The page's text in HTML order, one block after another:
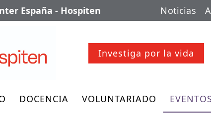
España - Hospiten Noticias
Investiga por la vida
DOCENCIA VOLUNTARIADO EVENTOS